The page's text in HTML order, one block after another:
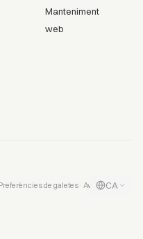
Manteniment
web
Preferències de galetes· Aviso legal
CA